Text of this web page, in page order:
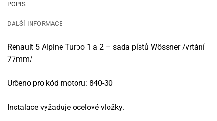
POPIS
DALŠÍ INFORMACE
Renault 5 Alpine Turbo 1 a 2 – sada pístů Wössner /vrtání
77mm/
Určeno pro kód motoru: 840-30
Instalace vyžaduje ocelové vložky.